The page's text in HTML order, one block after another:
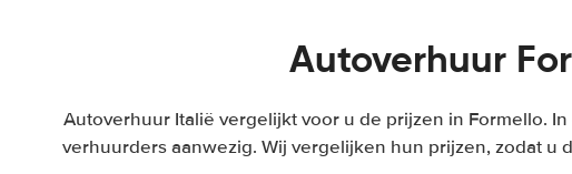
Autoverhuur
Autoverhuur Italië vergelijkt voor u de prijzen in Formello.
verhuurders aanwezig. Wij vergelijken hun prijzen, zodat u